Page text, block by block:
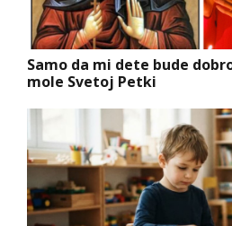
Samo da mi dete bude
mole Svetoj Petki